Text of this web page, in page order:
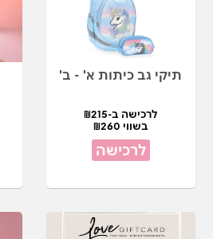
תיקי גב כיתות א' - ב'
לרכישה ב-₪215
בשווי ₪260
לרכישה